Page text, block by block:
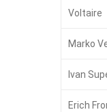
Voltaire
Marko
Ivan
Erich